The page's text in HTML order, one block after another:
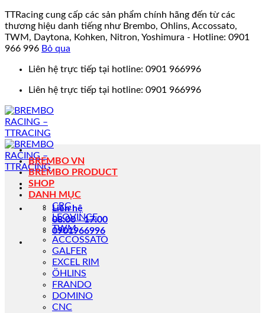
TTRacing cung cấp các sản phẩm chính hãng đến từ các
thương hiệu danh tiếng như Brembo, Ohlins, Accossato,
TWM, Daytona, Kohken, Nitron, Yoshimura - Hotline: 0901
966 996 Bỏ qua
Liên hệ trực tiếp tại hotline: 0901 966996
Liên hệ trực tiếp tại hotline: 0901 966996
Liên hệ
08:00 - 17:00
0901966996
BREMBO VN
BREMBO PRODUCT
SHOP
DANH MỤC
CRG
LEOVINCE
TWM
ACCOSSATO
GALFER
EXCEL RIM
ÖHLINS
FRANDO
DOMINO
CNC